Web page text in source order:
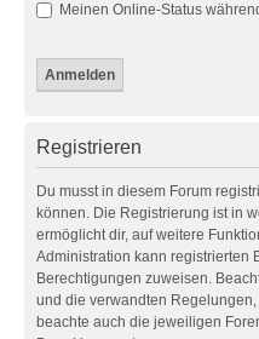
Meinen Online-Status
Registrieren
Du musst in diesem Forum
können. Die Registrierung ist in
ermöglicht dir, auf weitere
Administration kann registrierten
Berechtigungen zuweisen.
und die verwandten
beachte auch die jeweiligen